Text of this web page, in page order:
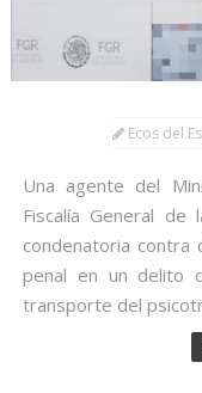
Ecos del
Una agente del
Fiscalía General de
condenatoria contra
penal en un delito
transporte del